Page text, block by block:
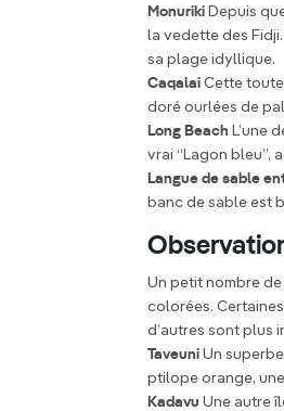
Monuriki Depuis
la vedette des
sa plage idyllique.
Caqalai Cette
doré ourlées de
Long Beach L’une
vrai “Lagon bleu”,
Langue de sable
banc de sable est
Un petit nombre
colorées.
d’autres sont plus
Taveuni Un
ptilope orange,
Kadavu Une autre